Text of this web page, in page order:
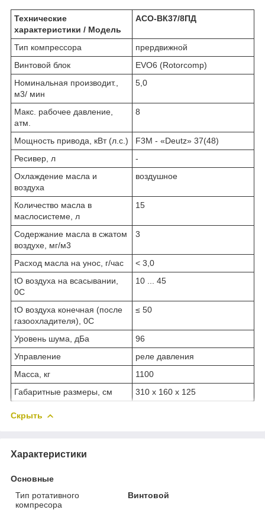
Технические
характеристики / Модель
АСО-ВК37/8ПД
Тип компрессора
прердвижной
Винтовой блок
EVO6 (Rotorcomp)
Номинальная производит.,
м3/ мин
5,0
Макс. рабочее давление,
атм.
8
Мощность привода, кВт (л.с.)
F3M - «Deutz» 37(48)
Ресивер, л
-
Охлаждение масла и
воздуха
воздушное
Количество масла в
маслосистеме, л
15
Содержание масла в сжатом
воздухе, мг/м3
3
Расход масла на унос, г/час
< 3,0
tO воздуха на всасывании,
0С
10 ... 45
tO воздуха конечная (после
газоохладителя), 0С
≤ 50
Уровень шума, дБа
96
Управление
реле давления
Масса, кг
1100
Габаритные размеры, см
310 х 160 х 125
Скрыть
Характеристики
Основные
Тип ротативного
компресора
Винтовой